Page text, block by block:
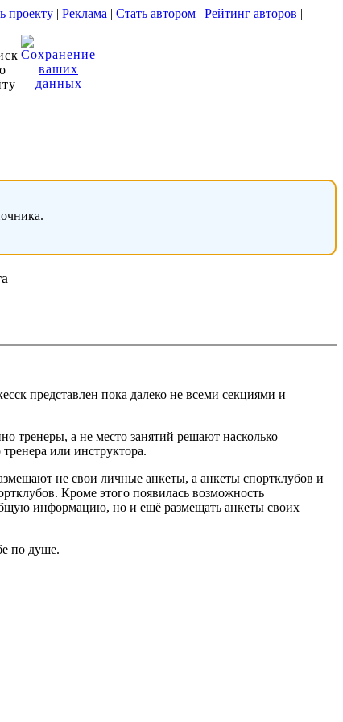
проекту | Реклама | Стать автором | Рейтинг авторов |
представлен пока далеко не всеми секциями и
тренеры, а не место занятий решают насколько
или инструктора.
не свои личные анкеты, а анкеты спортклубов и
Кроме этого появилась возможность
информацию, но и ещё размещать анкеты своих
по душе.